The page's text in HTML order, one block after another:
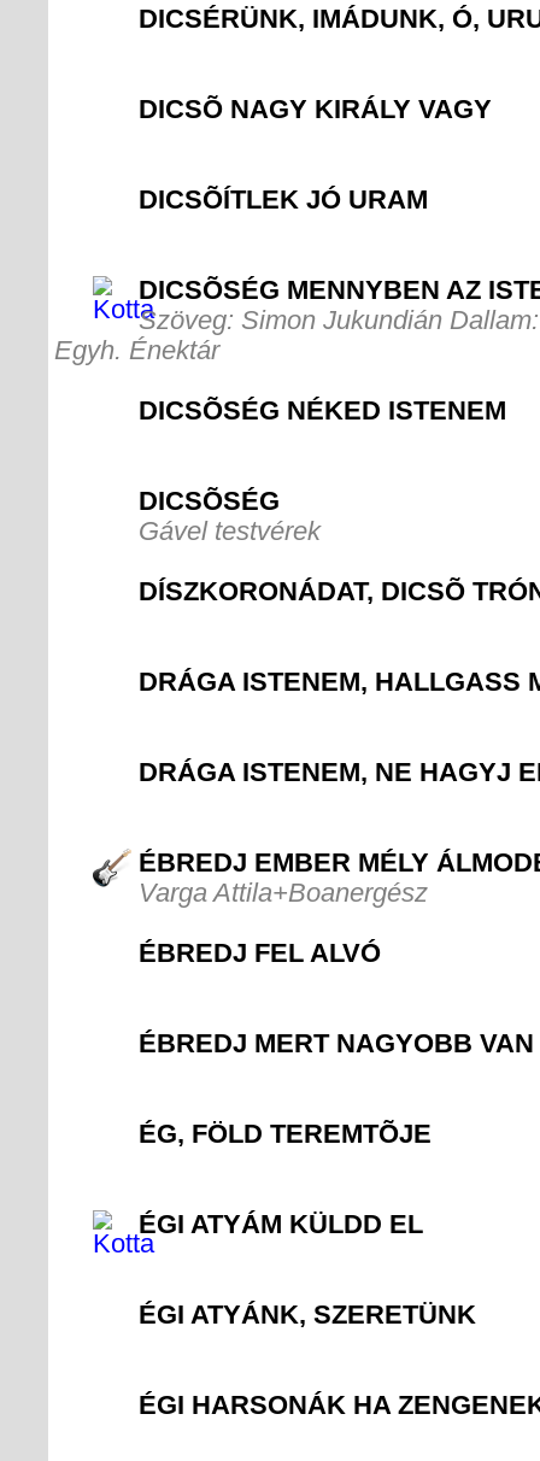
DICSÉRÜNK, IMÁDUNK, Ó,
DICSÕ NAGY KIRÁLY VAGY
DICSÕÍTLEK JÓ URAM
DICSÕSÉG MENNYBEN AZ
Szöveg: Simon Jukundián
Egyh. Énektár
DICSÕSÉG NÉKED ISTENEM
DICSÕSÉG
Gável testvérek
DÍSZKORONÁDAT, DICSÕ
DRÁGA ISTENEM, HALLGASS
DRÁGA ISTENEM, NE HAGYJ
ÉBREDJ EMBER MÉLY
Varga Attila+Boanergész
ÉBREDJ FEL ALVÓ
ÉBREDJ MERT NAGYOBB VAN
ÉG, FÖLD TEREMTÕJE
ÉGI ATYÁM KÜLDD EL
ÉGI ATYÁNK, SZERETÜNK
ÉGI HARSONÁK HA